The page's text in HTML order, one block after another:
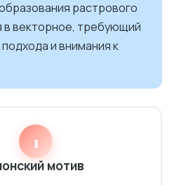
растрового
в векторное, требующий
и внимания к
1
мотив